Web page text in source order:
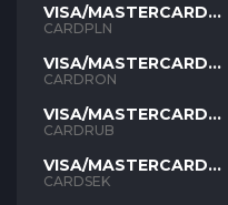
VISA/MASTERCARD
PLN
CARDPLN
VISA/MASTERCARD
RON
CARDRON
VISA/MASTERCARD
RUB
CARDRUB
VISA/MASTERCARD
SEK
CARDSEK